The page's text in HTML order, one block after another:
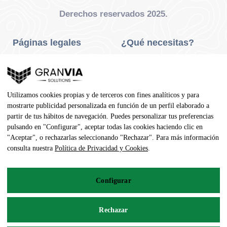
Derechos reservados 2025.
Páginas legales
Privacidad Y Cookies
Aviso Legal
Condiciones De Compra
Contacto
¿Qué necesitas?
Neumáticos Agrícola
Dirección
pedidos@neumaticoecologico.com
Utilizamos cookies propias y de terceros con fines analíticos y para
mostrarte publicidad personalizada en función de un perfil elaborado a
partir de tus hábitos de navegación. Puedes personalizar tus preferencias
pulsando en "Configurar", aceptar todas las cookies haciendo clic en
"Aceptar", o rechazarlas seleccionando "Rechazar". Para más información
consulta nuestra Política de Privacidad y Cookies.
Configurar
Rechazar